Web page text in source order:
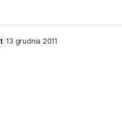
13 grudnia 2011